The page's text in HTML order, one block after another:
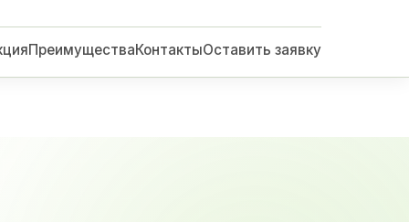
ПреимуществаКонтактыОставить заявку